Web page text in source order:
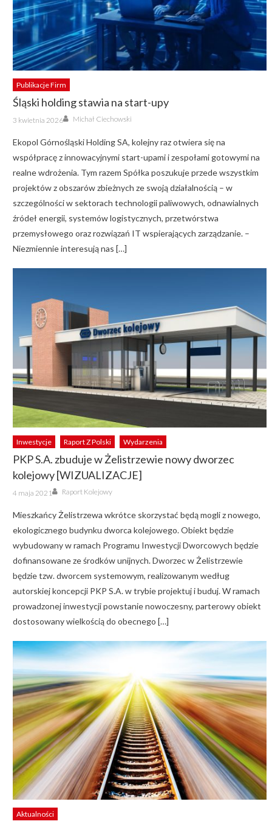
Publikacje Firm
Śląski holding stawia na start-upy
Posted
on
3 kwietnia 2026 Author
Michał Ciechowski
Ekopol Górnośląski Holding SA, kolejny raz otwiera się na
współpracę z innowacyjnymi start-upami i zespołami gotowymi na
realne wdrożenia. Tym razem Spółka poszukuje przede wszystkim
projektów z obszarów zbieżnych ze swoją działalnością – w
szczególności w sektorach technologii paliwowych, odnawialnych
źródeł energii, systemów logistycznych, przetwórstwa
przemysłowego oraz rozwiązań IT wspierających zarządzanie. –
Niezmiennie interesują nas […]
Inwestycje Raport Z Polski Wydarzenia
PKP S.A. zbuduje w Żelistrzewie nowy dworzec
kolejowy [WIZUALIZACJE]
Posted
on
4 maja 2021 Author
Raport Kolejowy
Mieszkańcy Żelistrzewa wkrótce skorzystać będą mogli z nowego,
ekologicznego budynku dworca kolejowego. Obiekt będzie
wybudowany w ramach Programu Inwestycji Dworcowych będzie
dofinansowane ze środków unijnych. Dworzec w Żelistrzewie
będzie tzw. dworcem systemowym, realizowanym według
autorskiej koncepcji PKP S.A. w trybie projektuj i buduj. W ramach
prowadzonej inwestycji powstanie nowoczesny, parterowy obiekt
dostosowany wielkością do obecnego […]
Aktualności